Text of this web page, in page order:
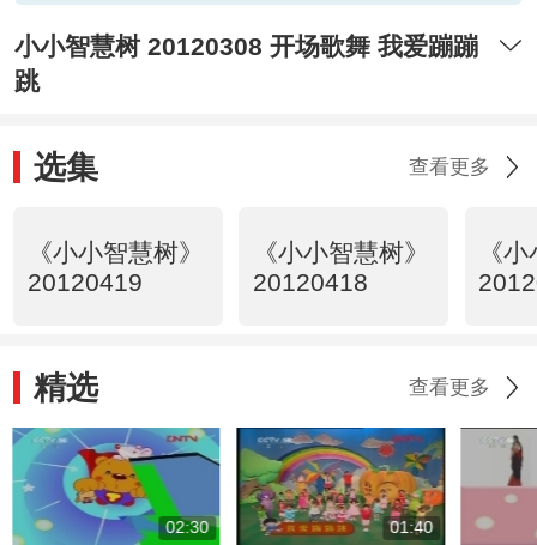
小小智慧树 20120308 开场歌舞 我爱蹦蹦
跳
选集 查看更多
《小小智慧树》
20120419
《小小智慧树》
20120418
《
精选 查看更多
02:30 01:40